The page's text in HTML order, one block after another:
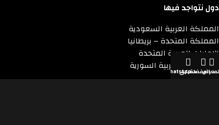
دول نتواجد فيها
المملكة العربية السعودية
المملكة المتحدة – بريطانيا
الامارات العربية المتحدة
الجمهورية العربية السورية
للدول الاخري
المفضلةحسابي
WhatsApp